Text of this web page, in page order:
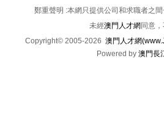
鄭重聲明 :本網只提供公司和求職者之
未經澳門人才網 同意
Copyright© 2005-2026 澳門人才網
Powered by 澳門長